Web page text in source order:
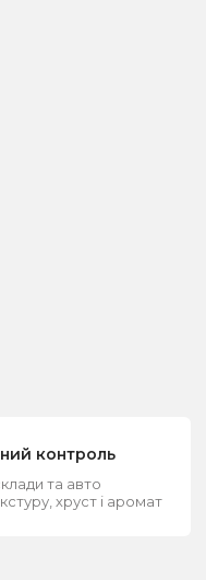
контроль
та авто
хруст і аромат